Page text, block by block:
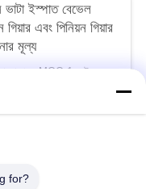
ভাটা ইস্পাত বেভেল
গিয়ার এবং পিনিয়ন গিয়ার
মূল্য
সাপেক্ষে MOQ:1 সেট
for?